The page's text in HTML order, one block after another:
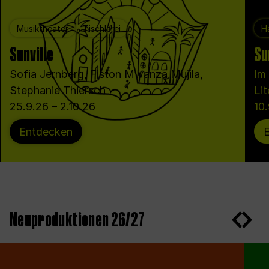
Musiktheater Tischlerei
Sunville
Sofia Jernberg, Fiston Mwanza Mujila,
Stephanie Thiersch
25.9.26 – 2.10.26
Entdecken
Neuproduktionen 26/27